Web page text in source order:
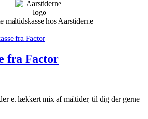
måltidskasse hos Aarstiderne
fra Factor
et lækkert mix af måltider, til dig der gerne